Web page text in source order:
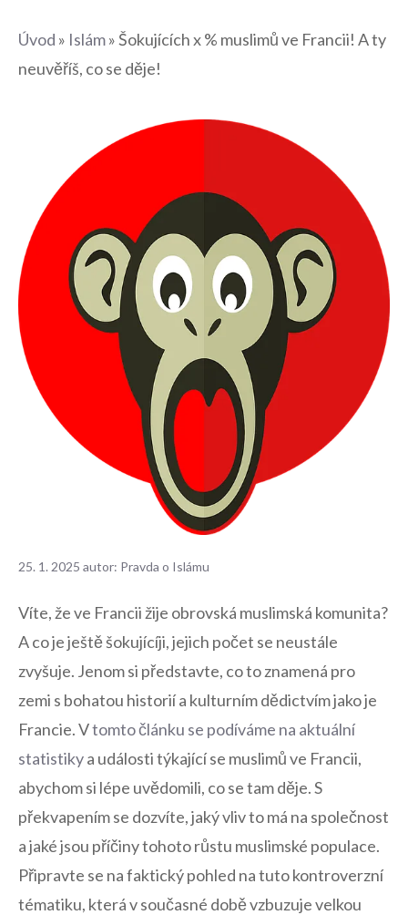
Úvod » Islám»Šokujících x % muslimů ve Francii! A ty
neuvěříš, co se děje!
25. 1. 2025 autor: Pravda o Islámu
⁣Víte, že ⁢ve‍ Francii žije obrovská muslimská⁣ komunita?
A ‍co je ještě šokujícíji, jejich počet se ⁤neustále
zvyšuje. Jenom⁤ si ‌představte, co to znamená pro
⁣zemi s⁣ bohatou historií‌ a kulturním dědictvím jako je
Francie. Vtomto článku se⁤ podíváme na aktuální
statistikya⁣ události​ týkající se ‍muslimů ve Francii,
‌abychom​ si lépe uvědomili, co se tam děje. S
‌překvapením se dozvíte, jaký vliv​ to má na společnost
a jaké‍ jsou příčiny tohoto⁢ růstu muslimské populace.
Připravte se ‌na faktický pohled na tuto kontroverzní
tématiku,⁣ která v současné​ době ⁢vzbuzuje velkou⁣